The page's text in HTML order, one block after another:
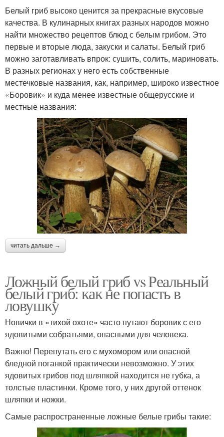
Белый гриб высоко ценится за прекрасные вкусовые
качества. В кулинарных книгах разных народов можно
найти множество рецептов блюд с белым грибом. Это
первые и вторые люда, закуски и салаты. Белый гриб
можно заготавливать впрок: сушить, солить, мариновать.
В разных регионах у него есть собственные
местечковые названия, как, например, широко известное
«Боровик» и куда менее известные общерусские и
местные названия:
читать дальше →
Ложный белый гриб vs Реальный
белый гриб: как не попасть в
ловушку
Новички в «тихой охоте» часто путают боровик с его
ядовитыми собратьями, опасными для человека.
Важно! Перепутать его с мухомором или опасной
бледной поганкой практически невозможно. У этих
ядовитых грибов под шляпкой находится не губка, а
толстые пластинки. Кроме того, у них другой оттенок
шляпки и ножки.
Самые распространенные ложные белые грибы такие: